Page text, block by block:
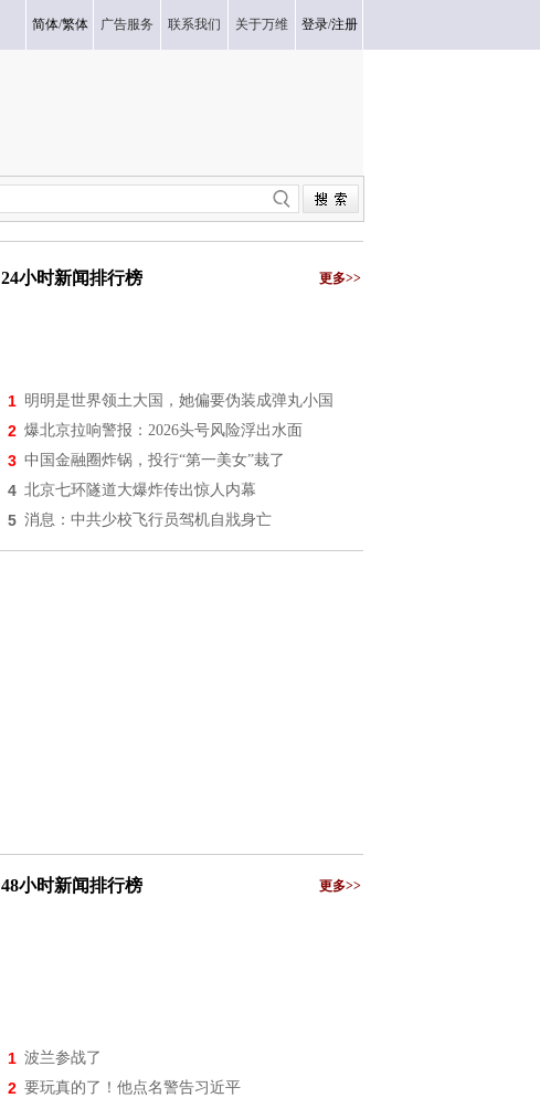
简体/繁体 广告服务 联系我们 关于万维 登录/注册
24小时新闻排行榜 更多>>
1 明明是世界领土大国，她偏要伪装成弹丸小国
2 爆北京拉响警报：2026头号风险浮出水面
3 中国金融圈炸锅，投行“第一美女”栽了
4 北京七环隧道大爆炸传出惊人内幕
5 消息：中共少校飞行员驾机自戕身亡
48小时新闻排行榜 更多>>
1 波兰参战了
2 要玩真的了！他点名警告习近平